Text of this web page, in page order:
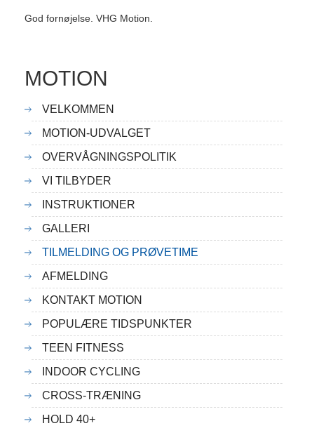
God fornøjelse. VHG Motion.
MOTION
VELKOMMEN
MOTION-UDVALGET
OVERVÅGNINGSPOLITIK
VI TILBYDER
INSTRUKTIONER
GALLERI
TILMELDING OG PRØVETIME
AFMELDING
KONTAKT MOTION
POPULÆRE TIDSPUNKTER
TEEN FITNESS
INDOOR CYCLING
CROSS-TRÆNING
HOLD 40+